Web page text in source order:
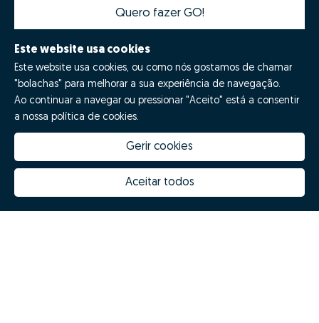
Quero fazer GO!
Porquê escolher a Zome
Prémios
Inovação Zome
Hubs Zome
Contactos
Este website usa cookies
Este website usa cookies, ou como nós gostamos de chamar
"bolachas" para melhorar a sua experiência de navegação.
Ao continuar a navegar ou pressionar "Aceito" está a consentir
a nossa política de cookies.
Gerir cookies
Aceitar todos